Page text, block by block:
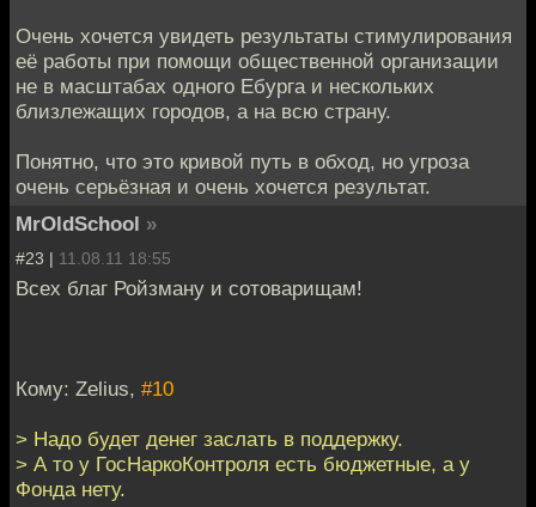
Очень хочется увидеть результаты стимулирования
её работы при помощи общественной организации
не в масштабах одного Ебурга и нескольких
близлежащих городов, а на всю страну.
Понятно, что это кривой путь в обход, но угроза
очень серьёзная и очень хочется результат.
MrOldSchool »
#23 | 11.08.11 18:55
Всех благ Ройзману и сотоварищам!
Кому: Zelius, #10
> Надо будет денег заслать в поддержку.
> А то у ГосНаркоКонтроля есть бюджетные, а у
Фонда нету.